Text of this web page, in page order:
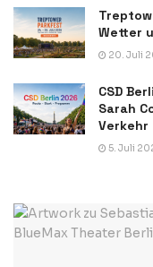
Wetter
20. Juli
CSD
Sarah
Verkehr
5. Juli